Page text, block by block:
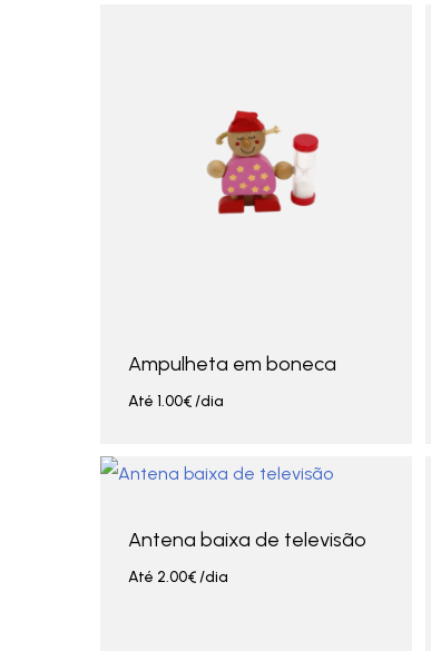
Ampulheta em boneca
Até 1.00€/dia
Antena baixa de televisão
Até 2.00€/dia